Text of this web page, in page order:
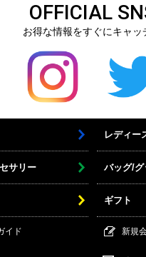
OFFICIAL
お得な情報をすぐにキャッ
レディー
サリー バッグ/グ
ギフト
イド 新規